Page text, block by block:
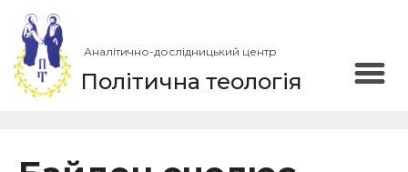
Аналітично-дослідницький центр
Політична теологія